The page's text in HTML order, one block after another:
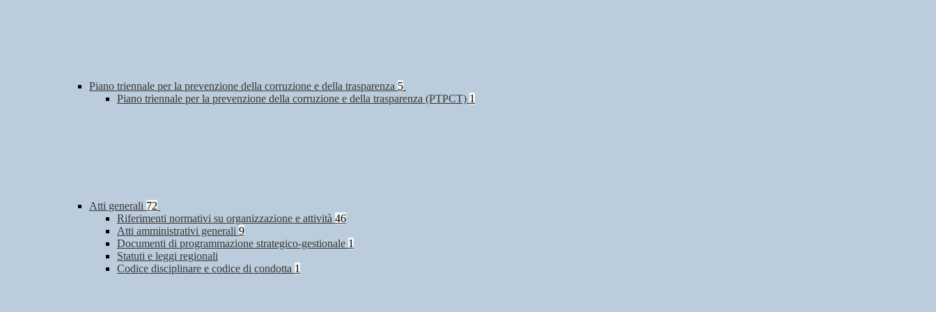
Piano triennale per la prevenzione della corruzione e della trasparenza 5
Piano triennale per la prevenzione della corruzione e della trasparenza (PTPCT) 1
Atti generali 72
Riferimenti normativi su organizzazione e attività 46
Atti amministrativi generali 9
Documenti di programmazione strategico-gestionale 1
Statuti e leggi regionali
Codice disciplinare e codice di condotta 1